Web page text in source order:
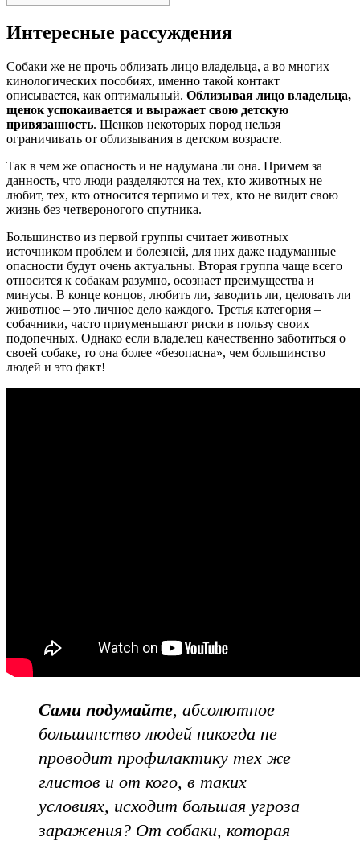
Интересные рассуждения
Собаки же не прочь облизать лицо владельца, а во многих
кинологических пособиях, именно такой контакт
описывается, как оптимальный. Облизывая лицо владельца,
щенок успокаивается и выражает свою детскую
привязанность. Щенков некоторых пород нельзя
ограничивать от облизывания в детском возрасте.
Так в чем же опасность и не надумана ли она. Примем за
данность, что люди разделяются на тех, кто животных не
любит, тех, кто относится терпимо и тех, кто не видит свою
жизнь без четвероногого спутника.
Большинство из первой группы считает животных
источником проблем и болезней, для них даже надуманные
опасности будут очень актуальны. Вторая группа чаще всего
относится к собакам разумно, осознает преимущества и
минусы. В конце концов, любить ли, заводить ли, целовать ли
животное – это личное дело каждого. Третья категория –
собачники, часто приуменьшают риски в пользу своих
подопечных. Однако если владелец качественно заботиться о
своей собаке, то она более «безопасна», чем большинство
людей и это факт!
Сами подумайте, абсолютное
большинство людей никогда не
проводит профилактику тех же
глистов и от кого, в таких
условиях, исходит большая угроза
заражения? От собаки, которая